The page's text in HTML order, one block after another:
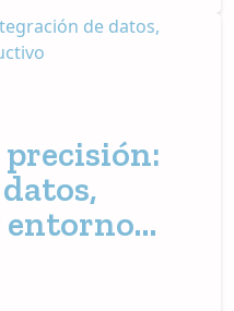
entorno